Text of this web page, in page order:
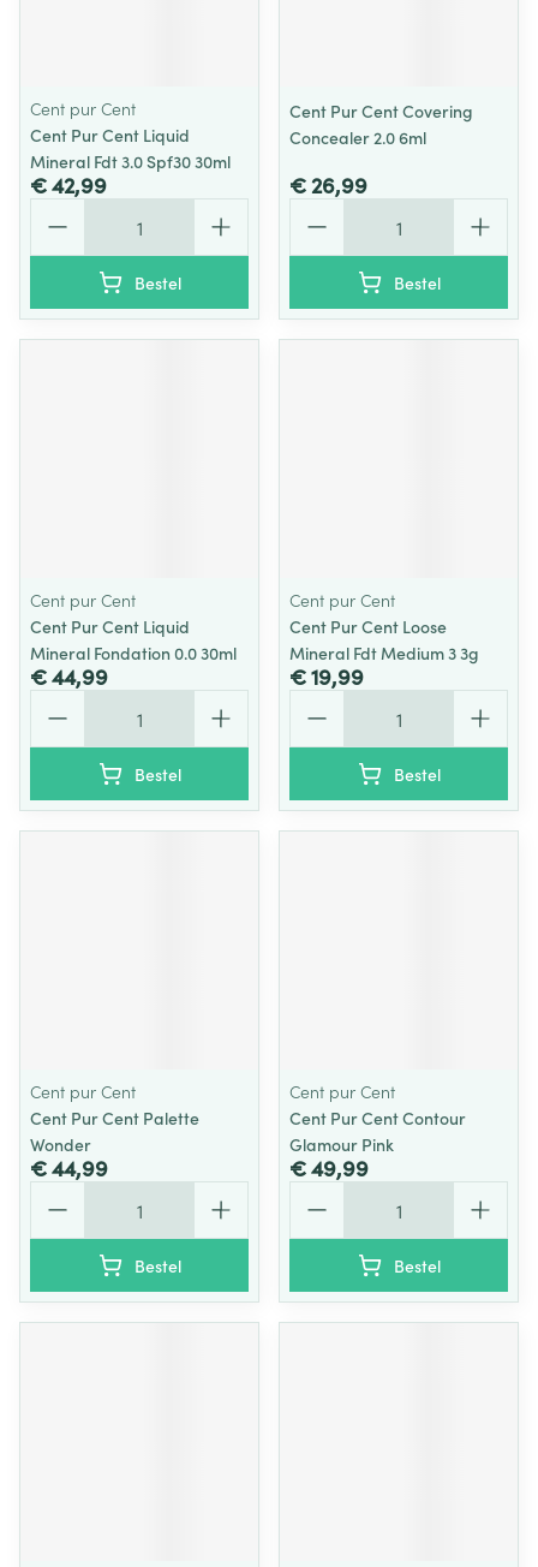
Cent pur Cent
Cent Pur Cent Liquid
Mineral Fdt 3.0 Spf30 30ml
€ 42,99
Bestel
Cent Pur Cent Covering
Concealer 2.0 6ml
€ 26,99
Bestel
Cent pur Cent
Cent Pur Cent Liquid
Mineral Fondation 0.0 30ml
€ 44,99
Bestel
Cent pur Cent
Cent Pur Cent Loose
Mineral Fdt Medium 3 3g
€ 19,99
Bestel
Cent pur Cent
Cent Pur Cent Palette
Wonder
€ 44,99
Bestel
Cent pur Cent
Cent Pur Cent Contour
Glamour Pink
€ 49,99
Bestel